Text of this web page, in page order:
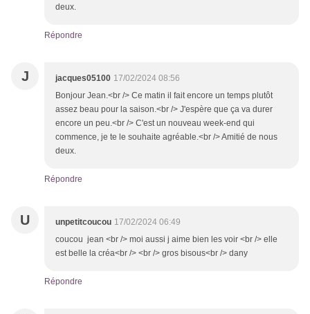
deux.
Répondre
J jacques05100 17/02/2024 08:56
Bonjour Jean.<br /> Ce matin il fait encore un temps plutôt
assez beau pour la saison.<br /> J'espère que ça va durer
encore un peu.<br /> C'est un nouveau week-end qui
commence, je te le souhaite agréable.<br /> Amitié de nous
deux.
Répondre
U unpetitcoucou 17/02/2024 06:49
coucou jean <br /> moi aussi j aime bien les voir <br /> elle
est belle la créa<br /> <br /> gros bisous<br /> dany
Répondre